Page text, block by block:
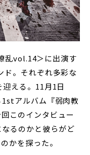
乱vol.14＞に出演す
ド。それぞれ多彩な
える。11月1日
1stアルバム『弱肉教
このインタビュー
るのかと彼らがど
かを探った。